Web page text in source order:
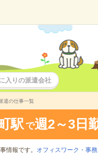
入りの派遣会社
遣の仕事一覧
駅 で週2～3日
情報です。 オフィスワーク・事